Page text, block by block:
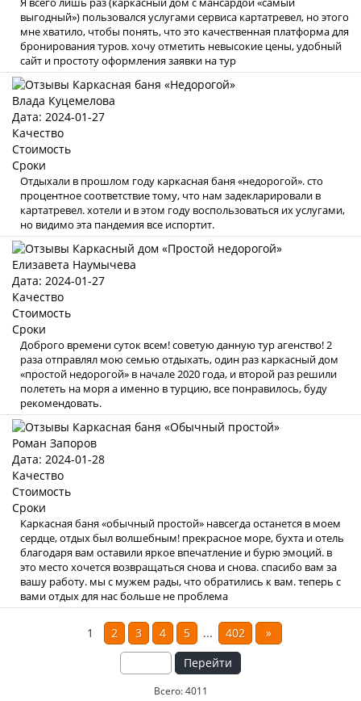
выгодный») пользовался услугами сервиса картатревел, но этого
мне хватило, чтобы понять, что это качественная платформа для
бронирования туров. хочу отметить невысокие цены, удобный
сайт и простоту оформления заявки на тур
Влада Куцемелова
Дата: 2024-01-27
Качество
Стоимость
Сроки
Отдыхали в прошлом году каркасная баня «недорогой». сто
процентное соответствие тому, что нам задекларировали в
картатревел. хотели и в этом году воспользоваться их услугами,
но видимо эта пандемия все испортит.
Елизавета Наумычева
Дата: 2024-01-27
Качество
Стоимость
Сроки
Доброго времени суток всем! советую данную тур агенство! 2
раза отправлял мою семью отдыхать, один раз каркасный дом
«простой недорогой» в начале 2020 года, и второй раз решили
полететь на моря а именно в турцию, все понравилось, буду
рекомендовать.
Роман Запоров
Дата: 2024-01-28
Качество
Стоимость
Сроки
Каркасная баня «обычный простой» навсегда останется в моем
сердце, отдых был волшебным! прекрасное море, бухта и отель
благодаря вам оставили яркое впечатление и бурю эмоций. в
это место хочется возвращаться снова и снова. спасибо вам за
вашу работу. мы с мужем рады, что обратились к вам. теперь с
вами отдых для нас больше не проблема
1 2 3 4 5 ... 402
»
Перейти
Всего: 4011